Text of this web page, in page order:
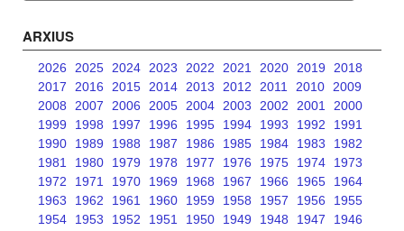
ARXIUS
2026 2025 2024 2023 2022 2021 2020 2019
2018
2017
2016 2015 2014 2013 2012 2011 2010 2009
2008
2007 2006 2005 2004 2003 2002 2001
2000
1999
1998 1997 1996 1995 1994 1993 1992
1991
1990
1989 1988 1987 1986 1985 1984 1983
1982
1981
1980 1979 1978 1977 1976 1975 1974
1973
1972
1971 1970 1969 1968 1967 1966 1965
1964
1963
1962 1961 1960 1959 1958 1957 1956
1955
1954
1953 1952 1951 1950 1949 1948 1947
1946